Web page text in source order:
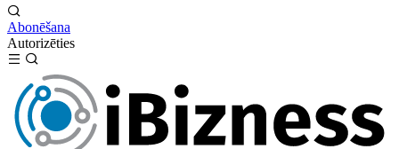
Abonēšana
Autorizēties